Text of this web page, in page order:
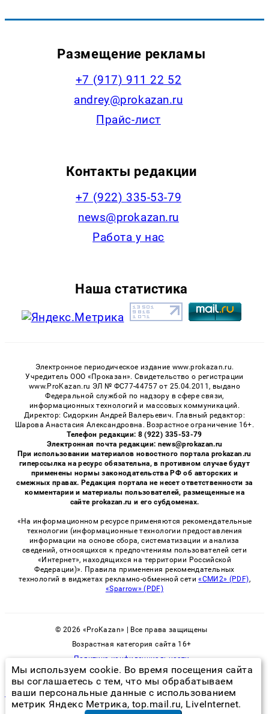
Размещение рекламы
+7 (917) 911 22 52
andrey@prokazan.ru
Прайс-лист
Контакты редакции
+7 (922) 335-53-79
news@prokazan.ru
Работа у нас
Наша статистика
Электронное периодическое издание www.prokazan.ru.
Учредитель ООО «Проказан». Cвидетельство о регистрации
www.ProKazan.ru ЭЛ № ФС77-44757 от 25.04.2011, выдано
Федеральной службой по надзору в сфере связи,
информационных технологий и массовых коммуникаций.
Директор: Сидоркин Андрей Валерьевич. Главный редактор:
Шарова Анастасия Александровна. Возрастное ограничение 16+.
Телефон редакции: 8 (922) 335-53-79
Электронная почта редакции: news@prokazan.ru
При использовании материалов новостного портала prokazan.ru
гиперссылка на ресурс обязательна, в противном случае будут
применены нормы законодательства РФ об авторских и
смежных правах. Редакция портала не несет ответственности за
комментарии и материалы пользователей, размещенные на
сайте prokazan.ru и его субдоменах.
«На информационном ресурсе применяются рекомендательные
технологии (информационные технологии предоставления
информации на основе сбора, систематизации и анализа
сведений, относящихся к предпочтениям пользователей сети
«Интернет», находящихся на территории Российской
Федерации)». Правила применения рекомендательных
технологий в виджетах рекламно-обменной сети«СМИ2» (PDF),
«Sparrow» (PDF)
© 2026 «ProKazan» | Все права защищены
Возрастная категория сайта 16+
Политика конфиденциальности
вывести плесень в ванной
Мы используем cookie. Во время посещения сайта
вы соглашаетесь с тем, что мы обрабатываем
ваши персональные данные с использованием
метрик Яндекс Метрика, top.mail.ru, LiveInternet.